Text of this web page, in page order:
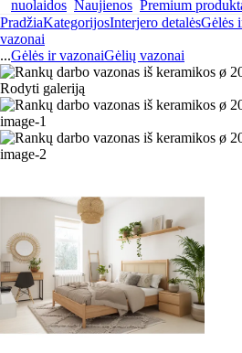
nuolaidos Naujienos Premium
PradžiaKategorijosInterjero detalėsGėlės
vazonai
...Gėlės ir vazonaiGėlių vazonai
Rodyti galeriją